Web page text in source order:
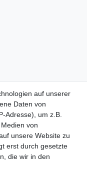
auf unserer
Daten von
Adresse), um z.B.
von
unsere Website zu
erst durch gesetzte
die wir in den